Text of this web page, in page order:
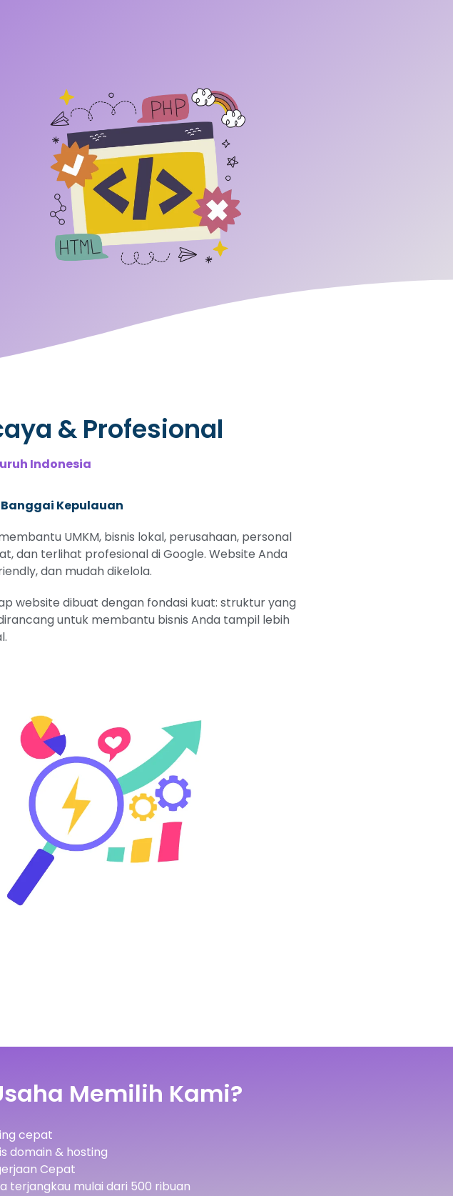
& Profesional
Indonesia
Banggai Kepulauan
UMKM, bisnis lokal, perusahaan, personal
dan terlihat profesional di Google. Website Anda
dan mudah dikelola.
website dibuat dengan fondasi kuat: struktur yang
untuk membantu bisnis Anda tampil lebih
Memilih Kami?
cepat
domain & hosting
Cepat
terjangkau mulai dari 500 ribuan